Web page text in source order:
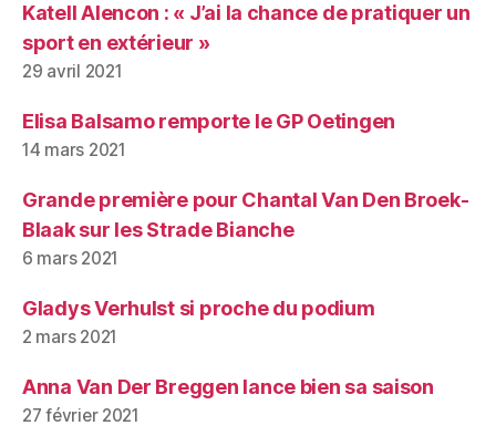
Katell Alencon : « J’ai la chance de pratiquer un
sport en extérieur »
29 avril 2021
Elisa Balsamo remporte le GP Oetingen
14 mars 2021
Grande première pour Chantal Van Den Broek-
Blaak sur les Strade Bianche
6 mars 2021
Gladys Verhulst si proche du podium
2 mars 2021
Anna Van Der Breggen lance bien sa saison
27 février 2021